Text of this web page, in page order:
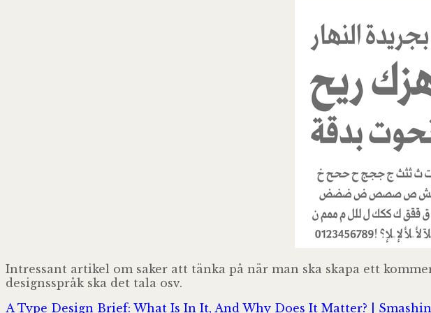
Intressant artikel om saker att tänka på när man ska skapa ett
designsspråk ska det tala osv.
A Type Design Brief: What Is In It, And Why Does It Matter? |